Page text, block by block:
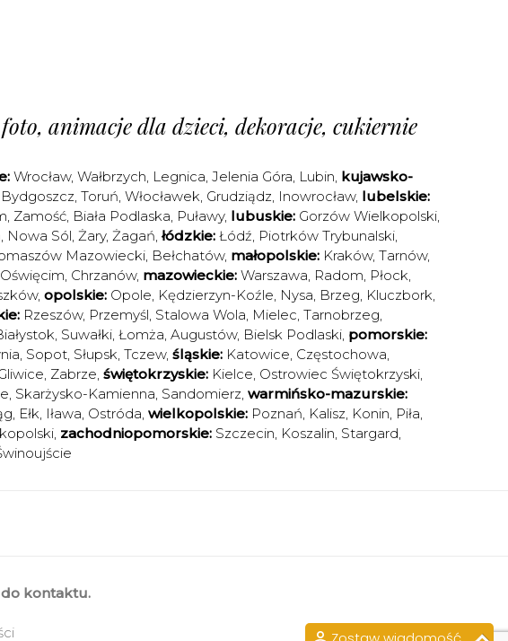
animacje dla dzieci, dekoracje, cukiernie
Wrocław, Wałbrzych, Legnica, Jelenia Góra, Lubin, kujawsko-
Bydgoszcz, Toruń, Włocławek, Grudziądz, Inowrocław, lubelskie:
, Zamość, Biała Podlaska, Puławy, lubuskie: Gorzów Wielkopolski,
, Nowa Sól, Żary, Żagań, łódzkie: Łódź, Piotrków Trybunalski,
Mazowiecki, Bełchatów, małopolskie: Kraków, Tarnów,
Oświęcim, Chrzanów, mazowieckie: Warszawa, Radom, Płock,
, opolskie: Opole, Kędzierzyn-Koźle, Nysa, Brzeg, Kluczbork,
Rzeszów, Przemyśl, Stalowa Wola, Mielec, Tarnobrzeg,
, Suwałki, Łomża, Augustów, Bielsk Podlaski, pomorskie:
, Sopot, Słupsk, Tczew, śląskie: Katowice, Częstochowa,
, Zabrze, świętokrzyskie: Kielce, Ostrowiec Świętokrzyski,
, Skarżysko-Kamienna, Sandomierz, warmińsko-mazurskie:
, Ełk, Iława, Ostróda, wielkopolskie: Poznań, Kalisz, Konin, Piła,
, zachodniopomorskie: Szczecin, Koszalin, Stargard,
kontaktu.